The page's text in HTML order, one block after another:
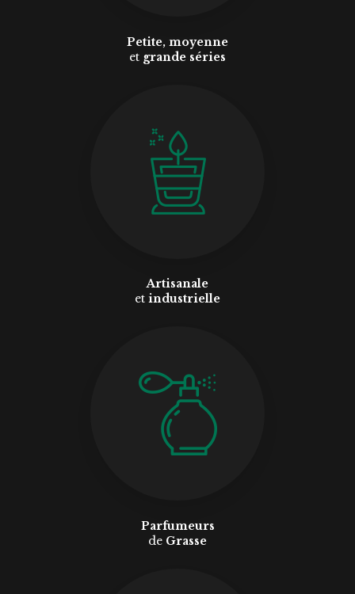
Petite, moyenne
et grande séries
Artisanale
et industrielle
Parfumeurs
de Grasse